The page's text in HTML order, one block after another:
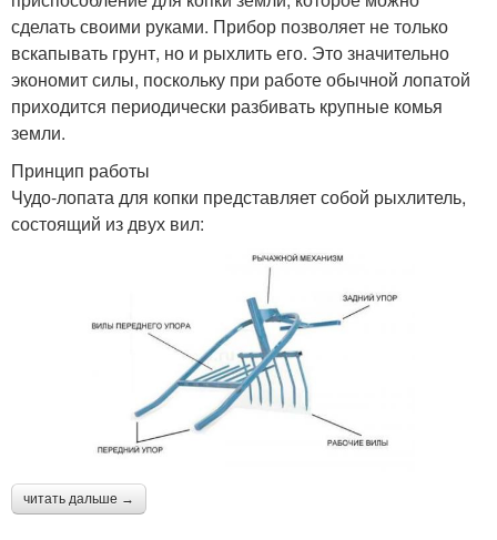
сделать своими руками. Прибор позволяет не только
вскапывать грунт, но и рыхлить его. Это значительно
экономит силы, поскольку при работе обычной лопатой
приходится периодически разбивать крупные комья
земли.
Принцип работы
Чудо-лопата для копки представляет собой рыхлитель,
состоящий из двух вил:
читать дальше →